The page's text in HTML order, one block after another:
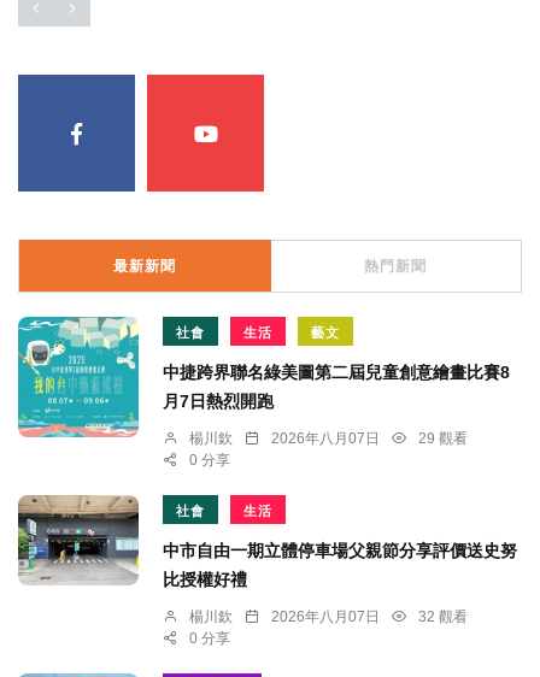
最新新聞 熱門新聞
社會 生活 藝文
中捷跨界聯名綠美圖第二屆兒童創意繪畫比賽8
月7日熱烈開跑
楊川欽 2026年八月07日
29 觀看
0 分享
社會 生活
中市自由一期立體停車場父親節分享評價送史努
比授權好禮
楊川欽 2026年八月07日
32 觀看
0 分享